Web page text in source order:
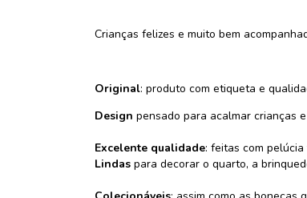
Crianças felizes e muito bem
Original: produto com etiqueta e
Design pensado para acalmar crianças
Excelente qualidade: feitas com
Lindas para decorar o quarto, a